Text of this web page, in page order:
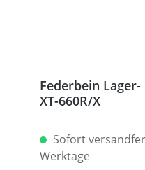
Federbein
XT-660R/X
Sofort
Werktage